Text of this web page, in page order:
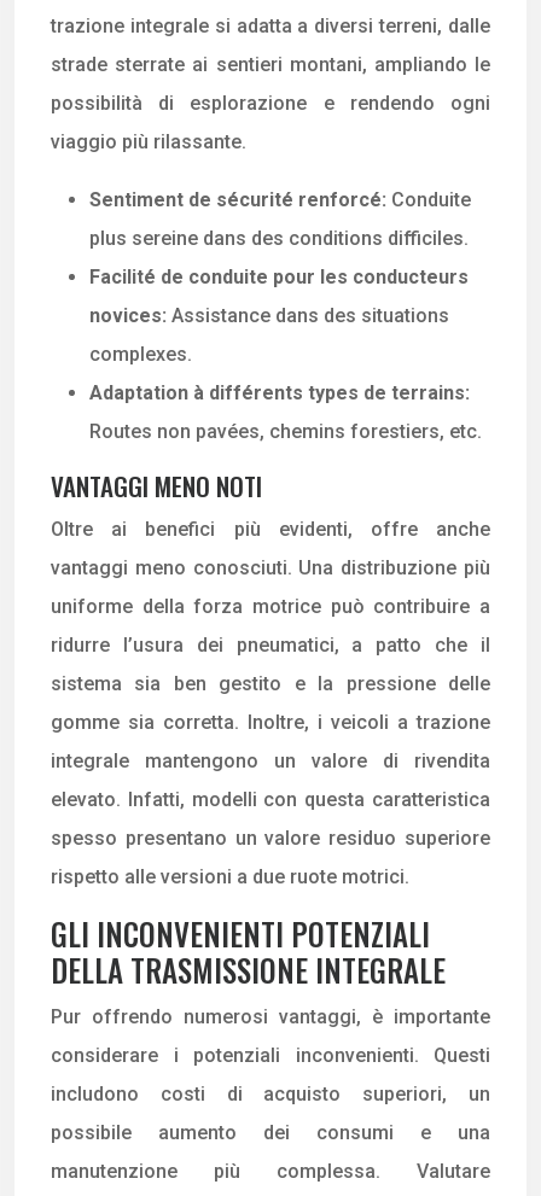
trazione integrale si adatta a diversi terreni, dalle
strade sterrate ai sentieri montani, ampliando le
possibilità di esplorazione e rendendo ogni
viaggio più rilassante.
Sentiment de sécurité renforcé: Conduite
plus sereine dans des conditions difficiles.
Facilité de conduite pour les conducteurs
novices: Assistance dans des situations
complexes.
Adaptation à différents types de terrains:
Routes non pavées, chemins forestiers, etc.
VANTAGGI MENO NOTI
Oltre ai benefici più evidenti, offre anche
vantaggi meno conosciuti. Una distribuzione più
uniforme della forza motrice può contribuire a
ridurre l’usura dei pneumatici, a patto che il
sistema sia ben gestito e la pressione delle
gomme sia corretta. Inoltre, i veicoli a trazione
integrale mantengono un valore di rivendita
elevato. Infatti, modelli con questa caratteristica
spesso presentano un valore residuo superiore
rispetto alle versioni a due ruote motrici.
GLI INCONVENIENTI POTENZIALI
DELLA TRASMISSIONE INTEGRALE
Pur offrendo numerosi vantaggi, è importante
considerare i potenziali inconvenienti. Questi
includono costi di acquisto superiori, un
possibile aumento dei consumi e una
manutenzione più complessa. Valutare